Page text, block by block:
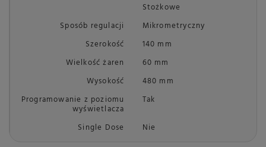
Stożkowe
Sposób regulacji
Mikrometryczny
Szerokość
140 mm
Wielkość żaren
60 mm
Wysokość
480 mm
Programowanie z poziomu
wyświetlacza
Tak
Single Dose Nie